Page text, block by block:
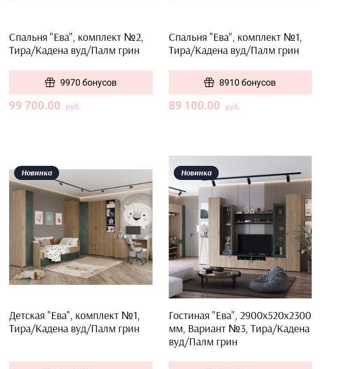
Спальня "Ева", комплект №2,
Тира/Кадена вуд/Палм грин
9970 бонусов
99 700.00 руб.
Спальня "Ева", комплект №1,
Тира/Кадена вуд/Палм грин
8910 бонусов
89 100.00 руб.
Новинка
Детская "Ева", комплект №1,
Тира/Кадена вуд/Палм грин
Новинка
Гостиная "Ева", 2900х520х2300
мм, Вариант №3, Тира/Кадена
вуд/Палм грин